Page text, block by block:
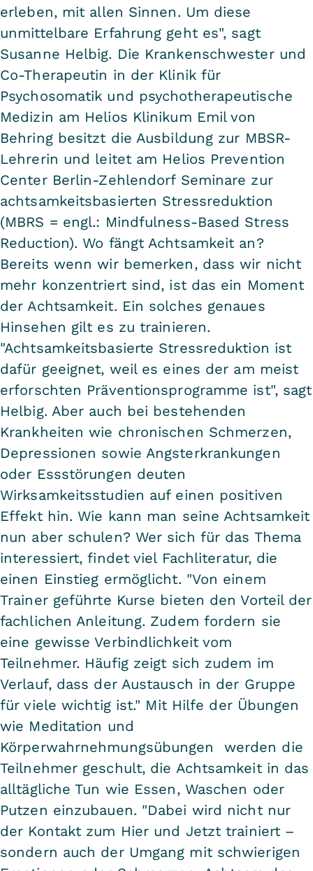
erleben, mit allen Sinnen. Um diese
unmittelbare Erfahrung geht es", sagt
Susanne Helbig. Die Krankenschwester und
Co-Therapeutin in der Klinik für
Psychosomatik und psychotherapeutische
Medizin am Helios Klinikum Emil von
Behring besitzt die Ausbildung zur MBSR-
Lehrerin und leitet am Helios Prevention
Center Berlin-Zehlendorf Seminare zur
achtsamkeitsbasierten Stressreduktion
(MBRS = engl.: Mindfulness-Based Stress
Reduction). Wo fängt Achtsamkeit an?
Bereits wenn wir bemerken, dass wir nicht
mehr konzentriert sind, ist das ein Moment
der Achtsamkeit. Ein solches genaues
Hinsehen gilt es zu trainieren.
"Achtsamkeitsbasierte Stressreduktion ist
dafür geeignet, weil es eines der am meist
erforschten Präventionsprogramme ist", sagt
Helbig. Aber auch bei bestehenden
Krankheiten wie chronischen Schmerzen,
Depressionen sowie Angsterkrankungen
oder Essstörungen deuten
Wirksamkeitsstudien auf einen positiven
Effekt hin. Wie kann man seine Achtsamkeit
nun aber schulen? Wer sich für das Thema
interessiert, findet viel Fachliteratur, die
einen Einstieg ermöglicht. "Von einem
Trainer geführte Kurse bieten den Vorteil der
fachlichen Anleitung. Zudem fordern sie
eine gewisse Verbindlichkeit vom
Teilnehmer. Häufig zeigt sich zudem im
Verlauf, dass der Austausch in der Gruppe
für viele wichtig ist." Mit Hilfe der Übungen
wie Meditation und
Körperwahrnehmungsübungen werden die
Teilnehmer geschult, die Achtsamkeit in das
alltägliche Tun wie Essen, Waschen oder
Putzen einzubauen. "Dabei wird nicht nur
der Kontakt zum Hier und Jetzt trainiert –
sondern auch der Umgang mit schwierigen